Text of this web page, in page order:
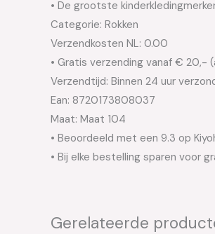
• De grootste
Categorie: Rokken
Verzendkosten NL: 0.00
• Gratis verzending vanaf € 20,-
Verzendtijd: Binnen 24 uur
Ean: 8720173808037
Maat: Maat 104
• Beoordeeld met een 9.3 op
• Bij elke bestelling sparen voor
Gerelateerde